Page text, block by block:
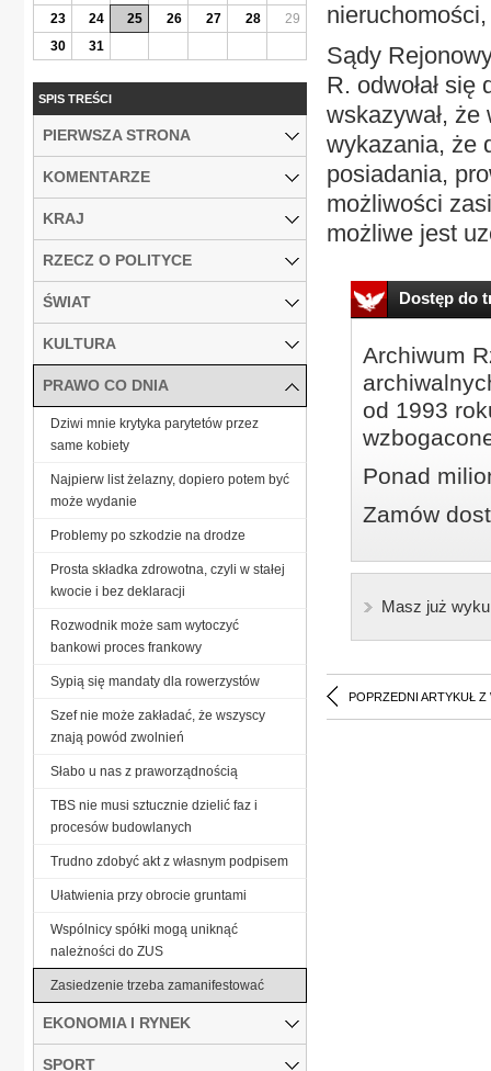
nieruchomości,
Sądy
R. odwołał
wskazywał,
wykazania, że
posiadania,
możliwości
możliwe jest
Dostęp do
Archiwum
od 1993
Ponad
Zamów
Masz już
POPRZEDNI ARTYKUŁ Z
23
24 25 26 27 28
29
30
31
SPIS TREŚCI
PIERWSZA STRONA
KOMENTARZE
KRAJ
RZECZ O POLITYCE
ŚWIAT
KULTURA
PRAWO CO DNIA
Dziwi mnie krytyka parytetów przez
same kobiety
Najpierw list żelazny, dopiero potem być
może wydanie
Problemy po szkodzie na drodze
Prosta składka zdrowotna, czyli w stałej
kwocie i bez deklaracji
Rozwodnik może sam wytoczyć
bankowi proces frankowy
Sypią się mandaty dla rowerzystów
Szef nie może zakładać, że wszyscy
znają powód zwolnień
Słabo u nas z praworządnością
TBS nie musi sztucznie dzielić faz i
procesów budowlanych
Trudno zdobyć akt z własnym podpisem
Ułatwienia przy obrocie gruntami
Wspólnicy spółki mogą uniknąć
należności do ZUS
Zasiedzenie trzeba zamanifestować
EKONOMIA I RYNEK
SPORT